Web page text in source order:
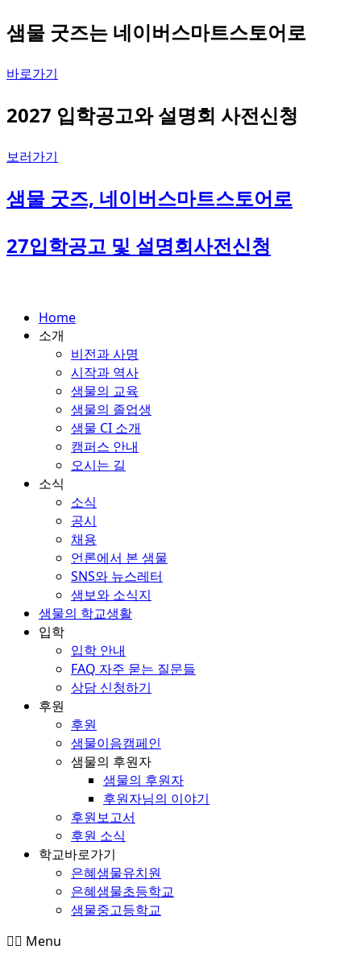
Skip
to
샘물 굿즈는 네이버스마트스토어로
바로가기
2027 입학공고와 설명회 사전신청
보러가기
샘물 굿즈, 네이버스마트스토어로
27입학공고 및 설명회사전신청
Home
소개
비전과 사명
시작과 역사
샘물의 교육
샘물의 졸업생
샘물 CI 소개
캠퍼스 안내
오시는 길
소식
소식
공시
채용
언론에서 본 샘물
SNS와 뉴스레터
샘보와 소식지
샘물의 학교생활
입학
입학 안내
FAQ 자주 묻는 질문들
상담 신청하기
후원
후원
샘물이음캠페인
샘물의 후원자
샘물의 후원자
후원자님의 이야기
후원보고서
후원 소식
학교바로가기
은혜샘물유치원
은혜샘물초등학교
샘물중고등학교
Menu